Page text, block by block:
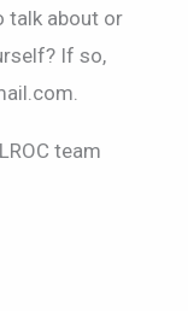
talk about or
If so,
team